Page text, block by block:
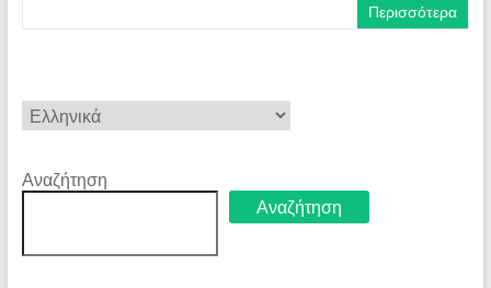
Περισσότερα
Επιλέξτε
μια
Αναζήτηση
Αναζήτηση